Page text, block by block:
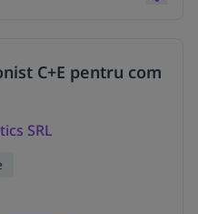
C+E pentru com
SRL